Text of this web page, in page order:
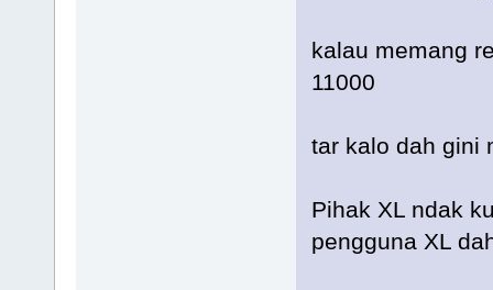
kalau memang
11000
tar kalo dah
Pihak XL ndak
pengguna XL